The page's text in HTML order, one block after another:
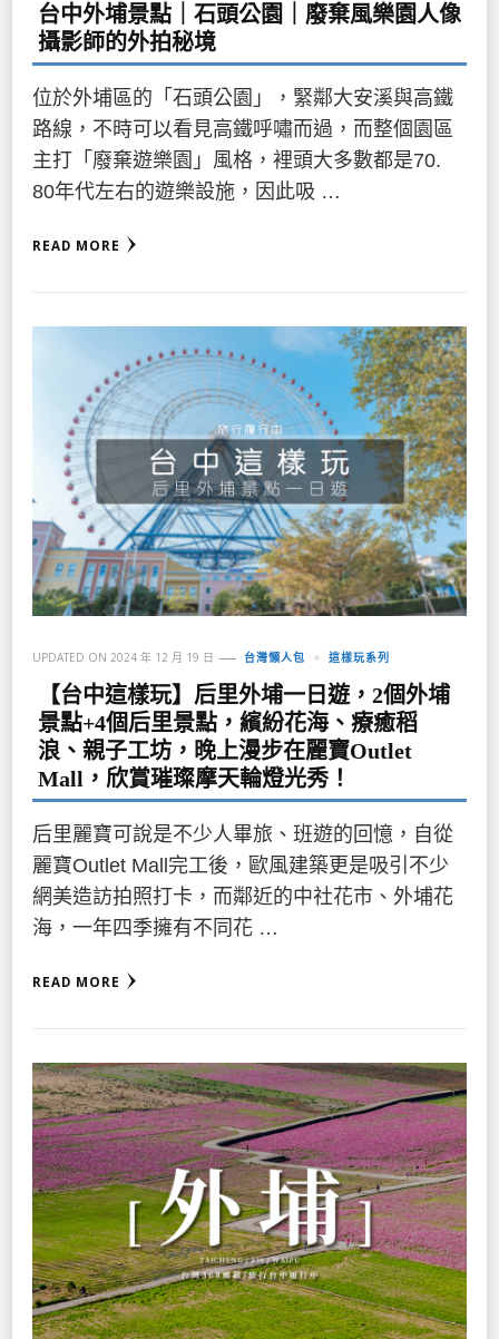
台中外埔景點｜石頭公園｜廢棄風樂園人像
攝影師的外拍秘境
位於外埔區的「石頭公園」，緊鄰大安溪與高鐵
路線，不時可以看見高鐵呼嘯而過，而整個園區
主打「廢棄遊樂園」風格，裡頭大多數都是70.
80年代左右的遊樂設施，因此吸 …
READ MORE
UPDATED ON 2024 年 12 月 19 日 台灣懶人包 這樣玩系列
【台中這樣玩】后里外埔一日遊，2個外埔
景點+4個后里景點，繽紛花海、療癒稻
浪、親子工坊，晚上漫步在麗寶Outlet
Mall，欣賞璀璨摩天輪燈光秀！
后里麗寶可說是不少人畢旅、班遊的回憶，自從
麗寶Outlet Mall完工後，歐風建築更是吸引不少
網美造訪拍照打卡，而鄰近的中社花市、外埔花
海，一年四季擁有不同花 …
READ MORE